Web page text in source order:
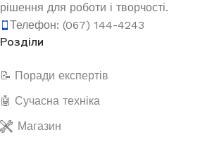
рішення для роботи і творчості.
Телефон: (067) 144-4243
Розділи
📝 Поради експертів
🤖 Сучасна техніка
Магазин